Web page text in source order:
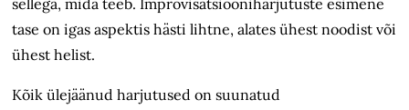
sellega, mida teeb. Improvisatsiooniharjutuste esimene
tase on igas aspektis hästi lihtne, alates ühest noodist või
ühest helist.
Kõik ülejäänud harjutused on suunatud